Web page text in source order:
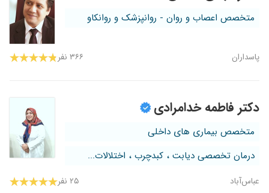
متخصص اعصاب و روان - روانپزشک و روانکاو
پاسداران ۳۶۶ نفر
دکتر فاطمه خدامرادی
متخصص بیماری های داخلی
درمان تخصصی دیابت ، کبدچرب ، اختلالات...
عباس‌آباد ۲۵ نفر